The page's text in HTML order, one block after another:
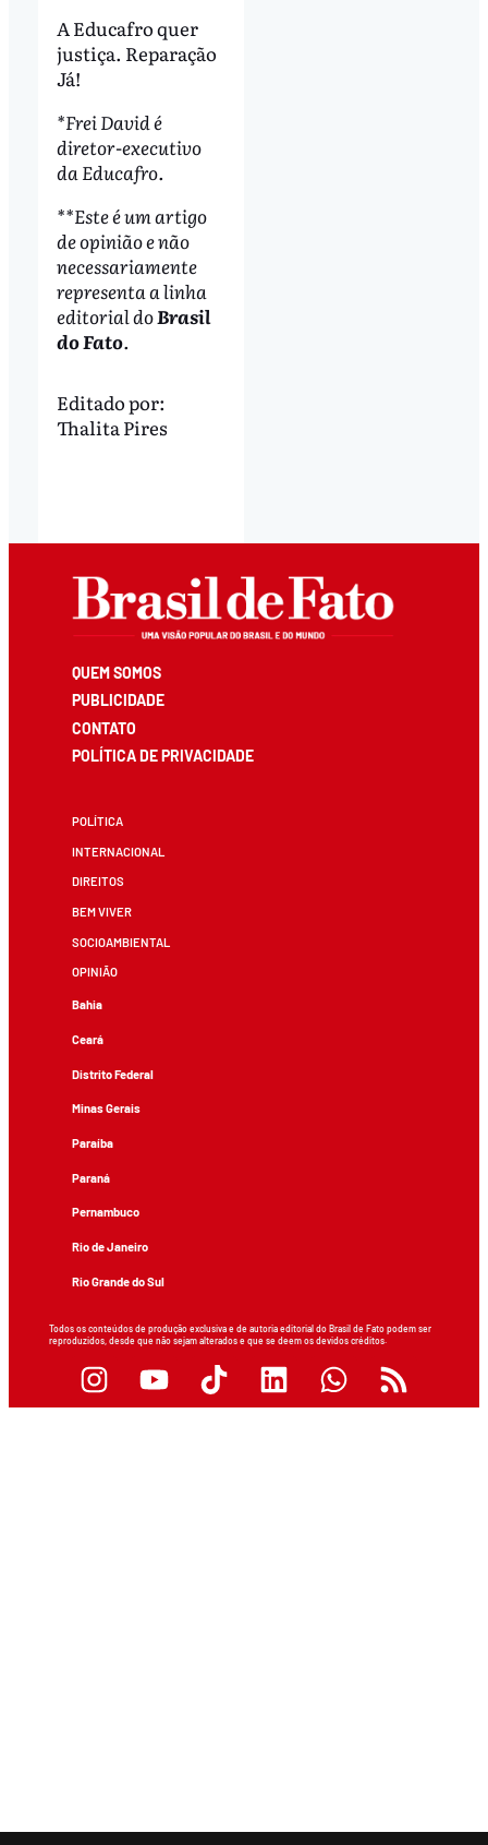
A Educafro quer
justiça. Reparação
Já!
*Frei David é
diretor-executivo
da Educafro.
**Este é um artigo
de opinião e não
necessariamente
representa a linha
editorial doBrasil
do Fato.
Editado por:
Thalita Pires
QUEM SOMOS
PUBLICIDADE
CONTATO
POLÍTICA DE PRIVACIDADE
POLÍTICA
INTERNACIONAL
DIREITOS
BEM VIVER
SOCIOAMBIENTAL
OPINIÃO
Bahia
Ceará
Distrito Federal
Minas Gerais
Paraíba
Paraná
Pernambuco
Rio de Janeiro
Rio Grande do Sul
Todos os conteúdos de produção exclusiva e de autoria editorial do Brasil de Fato podem ser
reproduzidos, desde que não sejam alterados e que se deem os devidos créditos.